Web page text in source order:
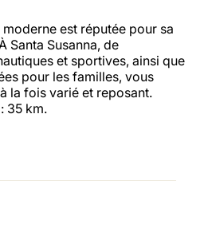
est réputée pour sa
Santa Susanna, de
et sportives, ainsi que
pour les familles, vous
la fois varié et reposant.
35 km.